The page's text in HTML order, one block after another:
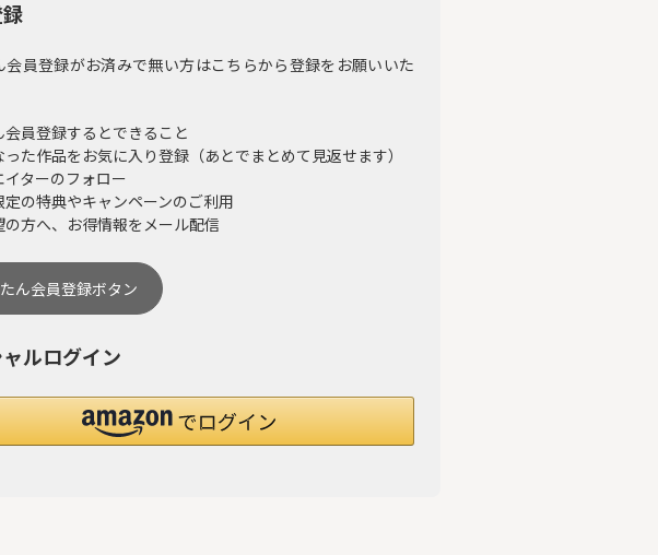
会員登録がお済みで無い方はこちらから登録をお願いいた
会員登録するとできること
った作品をお気に入り登録（あとでまとめて見返せます）
イターのフォロー
定の特典やキャンペーンのご利用
の方へ、お得情報をメール配信
ん会員登録ボタン
ルログイン